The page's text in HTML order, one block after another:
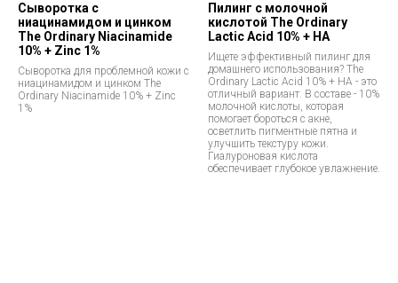
Сыворотка с
ниацинамидом и цинком
The Ordinary Niacinamide
10% + Zinc 1%
Сыворотка для проблемной кожи с
ниацинамидом и цинком The
Ordinary Niacinamide 10% + Zinc
1%
Пилинг с молочной
кислотой The Ordinary
Lactic Acid 10% + HA
Ищете эффективный пилинг для
домашнего использования? The
Ordinary Lactic Acid 10% + HA - это
отличный вариант. В составе - 10%
молочной кислоты, которая
помогает бороться с акне,
осветлить пигментные пятна и
улучшить текстуру кожи.
Гиалуроновая кислота
обеспечивает глубокое увлажнение.